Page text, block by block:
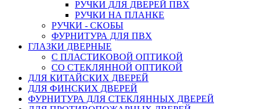
РУЧКИ ДЛЯ ДВЕРЕЙ ПВХ
РУЧКИ НА ПЛАНКЕ
РУЧКИ - СКОБЫ
ФУРНИТУРА ДЛЯ ПВХ
ГЛАЗКИ ДВЕРНЫЕ
С ПЛАСТИКОВОЙ ОПТИКОЙ
СО СТЕКЛЯННОЙ ОПТИКОЙ
ДЛЯ КИТАЙСКИХ ДВЕРЕЙ
ДЛЯ ФИНСКИХ ДВЕРЕЙ
ФУРНИТУРА ДЛЯ СТЕКЛЯННЫХ ДВЕРЕЙ